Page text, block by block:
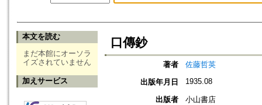
本文を読む
まだ本館にオーソラ
イズされていません
加えサービス
口傳鈔
著者
佐藤哲英
出版年月日
1935.08
出版者
小山書店